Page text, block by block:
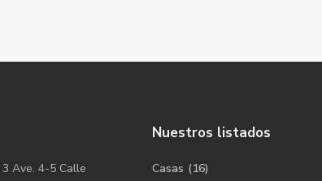
Ave. 4-5 Calle
Nuestros listados
Casas (16)